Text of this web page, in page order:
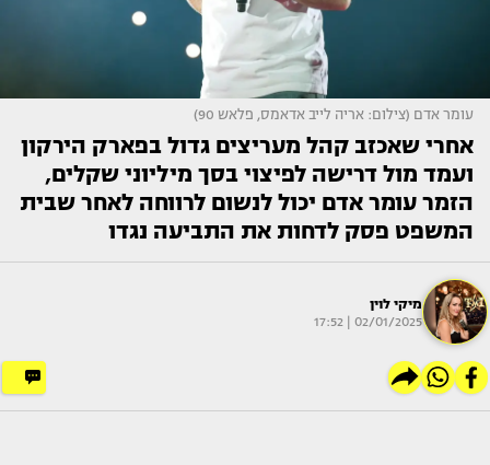
עומר אדם (צילום: אריה לייב אדאמס, פלאש 90)
אחרי שאכזב קהל מעריצים גדול בפארק הירקון
ועמד מול דרישה לפיצוי בסך מיליוני שקלים,
הזמר עומר אדם יכול לנשום לרווחה לאחר שבית
המשפט פסק לדחות את התביעה נגדו
מיקי לוין
02/01/2025 | 17:52